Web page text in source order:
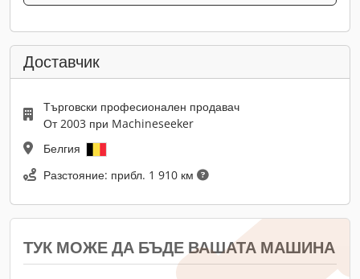
Доставчик
Търговски професионален продавач
От 2003 при Machineseeker
Белгия
Разстояние: прибл. 1 910 км
ТУК МОЖЕ ДА БЪДЕ ВАШАТА МАШИНА